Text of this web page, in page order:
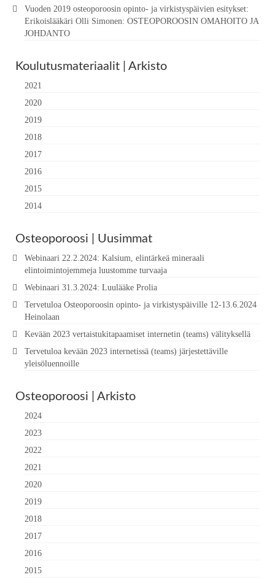
Vuoden 2019 osteoporoosin opinto- ja virkistyspäivien esitykset:
Erikoislääkäri Olli Simonen: OSTEOPOROOSIN OMAHOITO JA
JOHDANTO
Koulutusmateriaalit | Arkisto
2021
2020
2019
2018
2017
2016
2015
2014
Osteoporoosi | Uusimmat
Webinaari 22.2.2024: Kalsium, elintärkeä mineraali
elintoimintojemmeja luustomme turvaaja
Webinaari 31.3.2024: Luulääke Prolia
Tervetuloa Osteoporoosin opinto- ja virkistyspäiville 12-13.6.2024
Heinolaan
Kevään 2023 vertaistukitapaamiset internetin (teams) välityksellä
Tervetuloa kevään 2023 internetissä (teams) järjestettäville
yleisöluennoille
Osteoporoosi | Arkisto
2024
2023
2022
2021
2020
2019
2018
2017
2016
2015